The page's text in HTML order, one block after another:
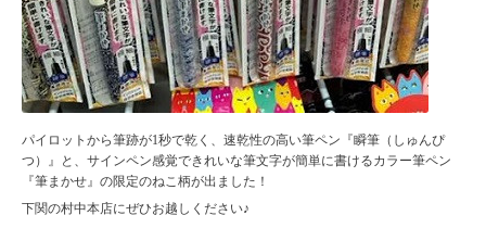
パイロットから筆跡が1秒で乾く、速乾性の高い筆ペン『瞬筆（しゅんぴ
つ）』と、サインペン感覚できれいな筆文字が簡単に書けるカラー筆ペン
『筆まかせ』の限定のねこ柄が出ました！
下関の村中本店にぜひお越しください♪